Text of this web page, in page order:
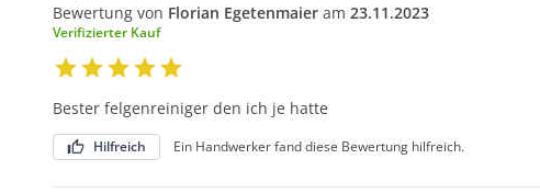
Bewertung von Florian Egetenmaier am 23.11.2023
Verifizierter Kauf
Bester felgenreiniger den ich je hatte
Hilfreich Ein Handwerker fand diese Bewertung hilfreich.